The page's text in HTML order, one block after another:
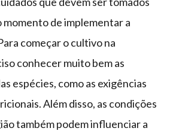
de implementar a
começar o cultivo na
conhecer muito bem as
espécies, como as exigências
Além disso, as condições
também podem influenciar a